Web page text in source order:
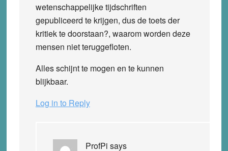
wetenschappelijke tijdschriften
gepubliceerd te krijgen, dus de toets der
kritiek te doorstaan?, waarom worden deze
mensen niet teruggefloten.
Alles schijnt te mogen en te kunnen
blijkbaar.
Log in to Reply
ProfPi says